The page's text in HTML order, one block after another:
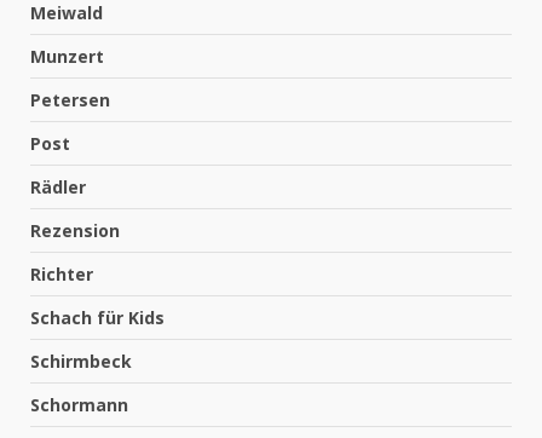
Meiwald
Munzert
Petersen
Post
Rädler
Rezension
Richter
Schach für Kids
Schirmbeck
Schormann